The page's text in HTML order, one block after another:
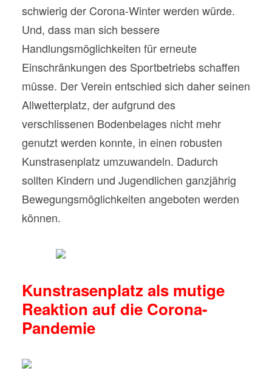
schwierig der Corona-Winter werden würde.
Und, dass man sich bessere
Handlungsmöglichkeiten für erneute
Einschränkungen des Sportbetriebs schaffen
müsse. Der Verein entschied sich daher seinen
Allwetterplatz, der aufgrund des
verschlissenen Bodenbelages nicht mehr
genutzt werden konnte, in einen robusten
Kunstrasenplatz umzuwandeln. Dadurch
sollten Kindern und Jugendlichen ganzjährig
Bewegungsmöglichkeiten angeboten werden
können.
Kunstrasenplatz als mutige
Reaktion auf die Corona-
Pandemie